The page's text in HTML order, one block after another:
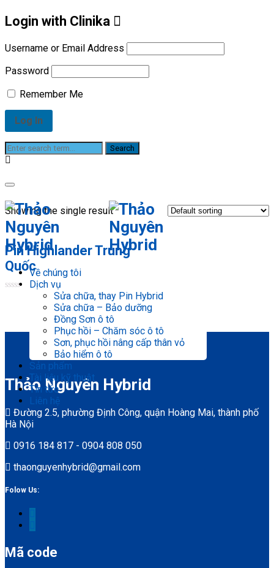
Login with Clinika
Username or Email Address
Password
Remember Me
Về chúng tôi
Dịch vụ
Sửa chữa, thay Pin Hybrid
Sửa chữa – Bảo dưỡng
Đồng Sơn ô tô
Phục hồi – Chăm sóc ô tô
Sơn, phục hồi nâng cấp thân vỏ
Bảo hiểm ô tô
Sản phẩm
Tài liệu kỹ thuật
Tin tức
Liên hệ
Shop
Showing the single result
Pin Highlander Trung
Quốc
Thảo Nguyên Hybrid
Đường 2.5, phường Định Công, quận Hoàng Mai, thành phố
Hà Nội
0916 184 817 - 0904 808 050
thaonguyenhybrid@gmail.com
Folow Us:
Mã code